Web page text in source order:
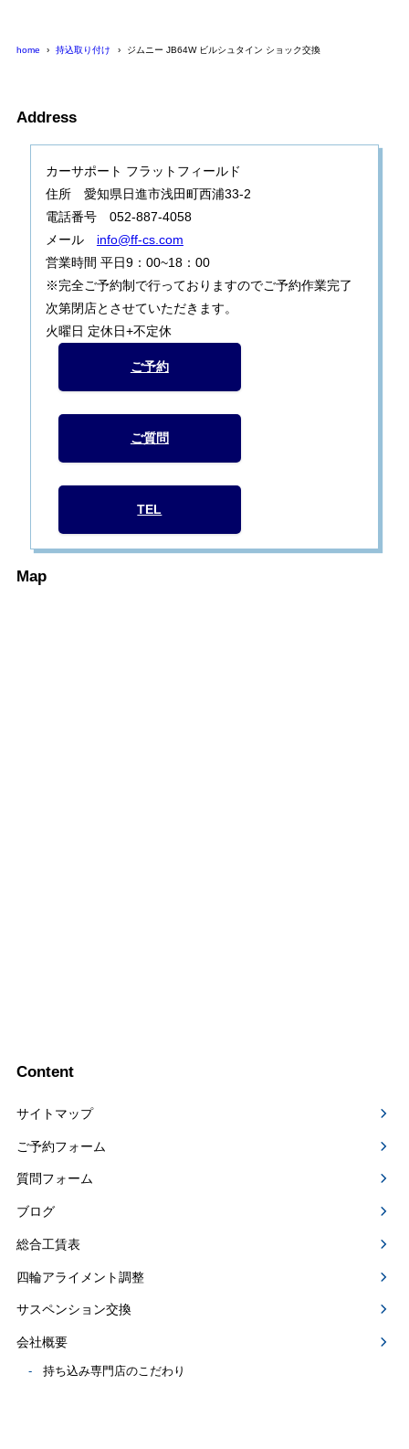
home 持込取り付け ジムニー JB64W ビルシュタイン ショック交換
Address
カーサポート フラットフィールド
住所 愛知県日進市浅田町西浦33-2
電話番号 052-887-4058
メール info@ff-cs.com
営業時間 平日9：00~18：00
※完全ご予約制で行っておりますのでご予約作業完了
次第閉店とさせていただきます。
火曜日 定休日+不定休
ご予約
ご質問
TEL
Map
Content
サイトマップ
ご予約フォーム
質問フォーム
ブログ
総合工賃表
四輪アライメント調整
サスペンション交換
会社概要
持ち込み専門店のこだわり